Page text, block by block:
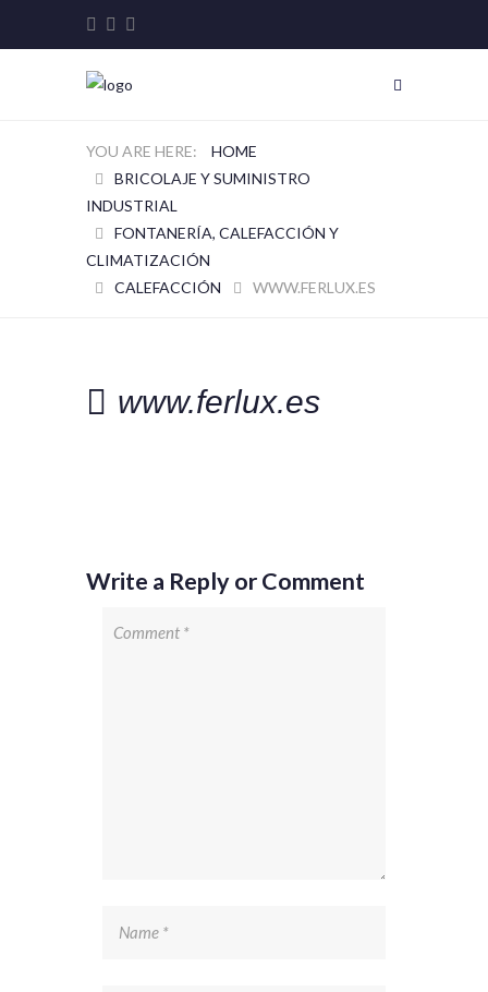
HOME
BRICOLAJE Y SUMINISTRO
INDUSTRIAL
FONTANERÍA, CALEFACCIÓN Y
CLIMATIZACIÓN
CALEFACCIÓN
WWW.FERLUX.ES
www.ferlux.es
Write a Reply or Comment